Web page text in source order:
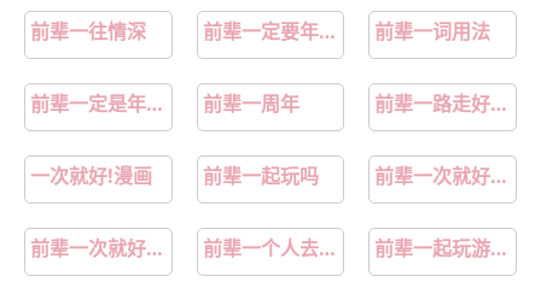
前辈一往情深 前辈一定要年龄大吗 前辈一词用法
前辈一定是年长的人吗 前辈一周年 前辈一路走好语录
一次就好!漫画 前辈一起玩吗 前辈一次就好主角是谁
前辈一次就好角色介绍 前辈一个人去北海道谈业务 前辈一起玩游戏动漫